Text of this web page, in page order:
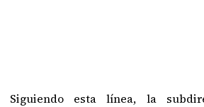
Siguiendo esta línea, la